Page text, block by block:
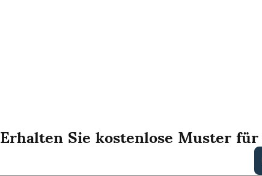
Erhalten Sie kostenlose Muster